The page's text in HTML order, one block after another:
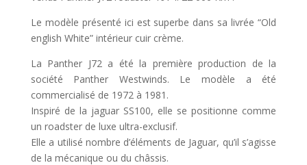
Le modèle présenté ici est superbe dans sa livrée “Old
english White” intérieur cuir crème.
La Panther J72 a été la première production de la
société Panther Westwinds. Le modèle a été
commercialisé de 1972 à 1981.
Inspiré de la jaguar SS100, elle se positionne comme
un roadster de luxe ultra-exclusif.
Elle a utilisé nombre d’éléments de Jaguar, qu’il s’agisse
de la mécanique ou du châssis.